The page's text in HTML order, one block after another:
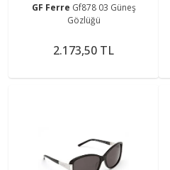
GF Ferre Gf878 03 Güneş
Gözlüğü
2.173,50 TL